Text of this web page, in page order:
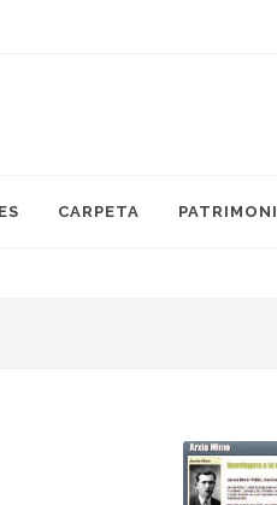
CARPETA PATRIMONI